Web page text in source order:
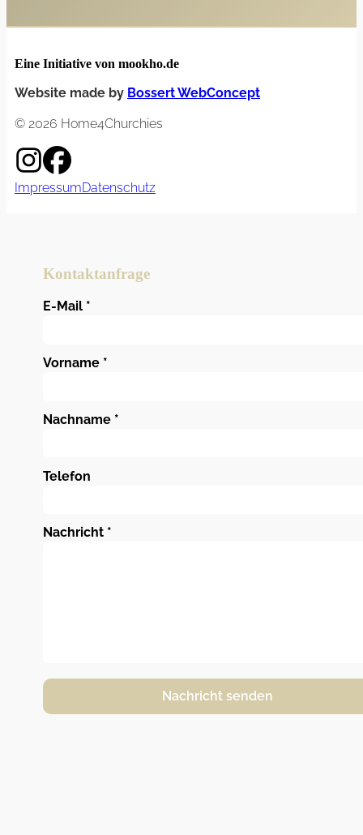
Eine Initiative von mookho.de
Website made by Bossert WebConcept
© 2026 Home4Churchies
ImpressumDatenschutz
Kontaktanfrage
E-Mail *
Vorname *
Nachname *
Telefon
Nachricht *
Nachricht senden